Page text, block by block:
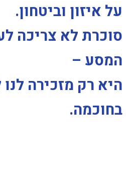
על איזון וביטחון.
סוכרת לא צריכה
המסע –
היא רק מזכירה לנו
בחוכמה.